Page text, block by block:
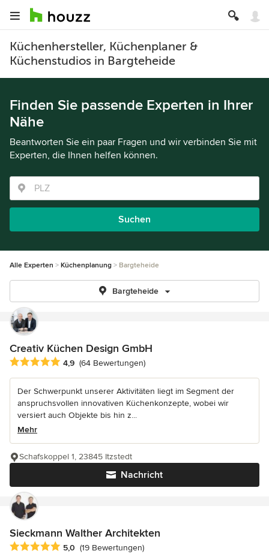
Küchenhersteller, Küchenplaner &
Küchenstudios in Bargteheide
Finden Sie passende Experten in Ihrer
Nähe
Beantworten Sie ein paar Fragen und wir verbinden Sie mit
Experten, die Ihnen helfen können.
Suchen
Alle Experten Küchenplanung Bargteheide
Bargteheide
Creativ Küchen Design GmbH
Durchschnittliche Bewertung: 4.9 von 5 Sternen
4,9 (64 Bewertungen)
Der Schwerpunkt unserer Aktivitäten liegt im Segment der
anspruchsvollen innovativen Küchenkonzepte, wobei wir
versiert auch Objekte bis hin z...
Mehr
Nachricht
Schafskoppel 1, 23845 Itzstedt
Sieckmann Walther Architekten
Durchschnittliche Bewertung: 5 von 5 Sternen
5,0 (19 Bewertungen)